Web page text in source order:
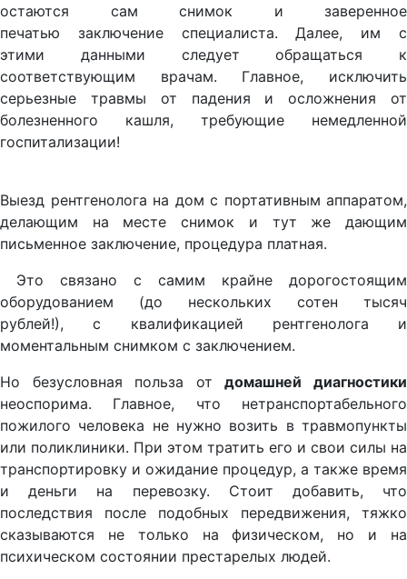
остаются сам снимок и заверенное
печатью заключение специалиста. Далее, им с
этими данными следует обращаться к
соответствующим врачам. Главное, исключить
серьезные травмы от падения и осложнения от
болезненного кашля, требующие немедленной
госпитализации!
Выезд рентгенолога на дом с портативным аппаратом,
делающим на месте снимок и тут же дающим
письменное заключение, процедура платная.
Это связано с самим крайне дорогостоящим
оборудованием (до нескольких сотен тысяч
рублей!), с квалификацией рентгенолога и
моментальным снимком с заключением.
Но безусловная польза отдомашней диагностики
неоспорима. Главное, что нетранспортабельного
пожилого человека не нужно возить в травмопункты
или поликлиники. При этом тратить его и свои силы на
транспортировку и ожидание процедур, а также время
и деньги на перевозку. Стоит добавить, что
последствия после подобных передвижения, тяжко
сказываются не только на физическом, но и на
психическом состоянии престарелых людей.